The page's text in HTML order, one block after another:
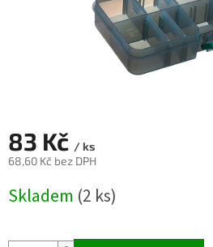
83 Kč / ks
68,60 Kč bez DPH
cena:
Skladem (2 ks)